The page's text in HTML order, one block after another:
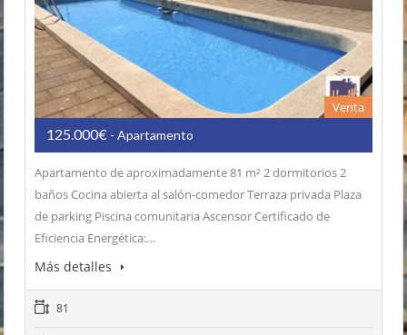
Venta
125.000€ - Apartamento
Apartamento de aproximadamente 81 m² 2 dormitorios 2
baños Cocina abierta al salón-comedor Terraza privada Plaza
de parking Piscina comunitaria Ascensor Certificado de
Eficiencia Energética:…
Más detalles
81